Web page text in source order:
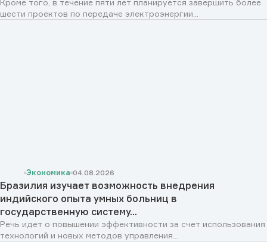
шести проектов по передаче электроэнергии...
Экономика 04.08.2026
Бразилия изучает возможность внедрения
индийского опыта умных больниц в
государственную систему...
Речь идет о повышении эффективности за счет использования
технологий и новых методов управления...